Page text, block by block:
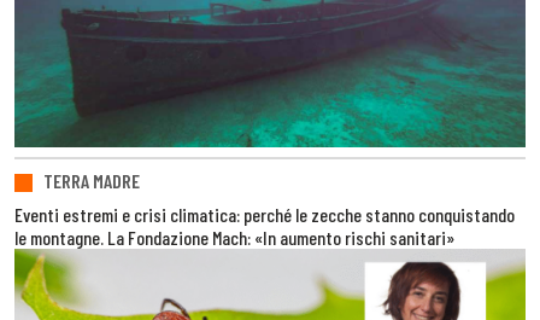
TERRA MADRE
Eventi estremi e crisi climatica: perché le zecche stanno conquistando
le montagne. La Fondazione Mach: «In aumento rischi sanitari»